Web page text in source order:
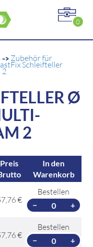
0
-> Zubehör für
Schleifteller
2
Ø
2
Preis
In den
Warenkorb
€
Bestellen
− +
€
Bestellen
− +